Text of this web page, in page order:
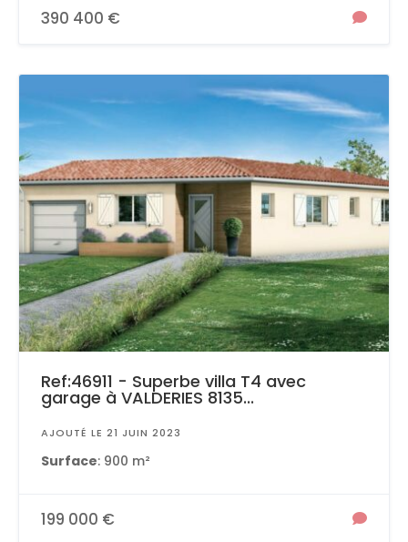
390 400 €
Ref:46911 - Superbe villa T4 avec
garage à VALDERIES 8135...
AJOUTÉ LE 21 JUIN 2023
Surface: 900 m²
199 000 €